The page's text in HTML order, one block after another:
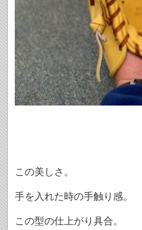
この美しさ。
手を入れた時の手触り感。
この型の仕上がり具合。